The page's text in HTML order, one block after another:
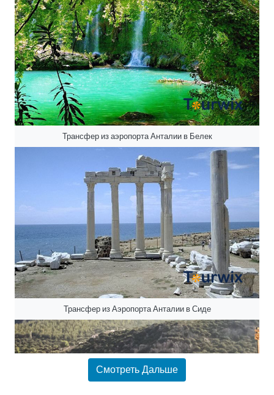
Трансфер из аэропорта Анталии в Белек
Трансфер из Аэропорта Анталии в Сиде
Смотреть Дальше